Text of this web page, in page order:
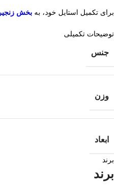
برای تکمیل استایل خود، به بخش
توضیحات تکمیلی
جنس
وزن
ابعاد
برند
برند